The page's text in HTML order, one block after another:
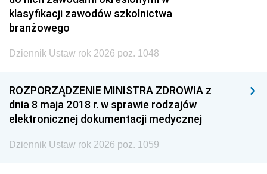
klasyfikacji zawodów szkolnictwa
branżowego
Dziennik Ustaw rok 2026 poz. 1048
ROZPORZĄDZENIE MINISTRA ZDROWIA z
dnia 8 maja 2018 r. w sprawie rodzajów
elektronicznej dokumentacji medycznej
Dziennik Ustaw rok 2026 poz. 1059